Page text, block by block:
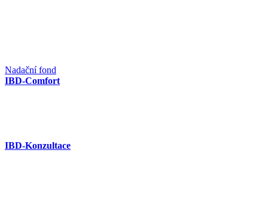
Nadační fond
IBD-Comfort
IBD-Konzultace